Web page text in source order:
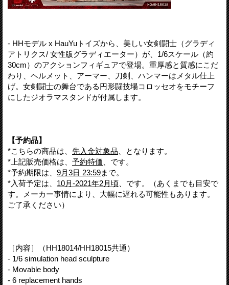
- HHモデル x HauYuトイズから、美しい女剣闘士（グラディ
アトリクス/ 女性版グラディエーター）が、1/6スケール（約
30cm）のアクションフィギュアで登場。重厚感と質感にこだ
わり、ヘルメット、アーマー、刀剣、ハンマーはメタル仕上
げ。女剣闘士の舞台である円形闘技場コロッセオをモチーフ
にしたジオラマスタンドが付属します。
【予約品】
*こちらの商品は、 先入金対象品 、となります。
*上記販売価格は、 予約特価 、です。
*予約期限は、 9月3日 23:59まで。
*入荷予定は、 10月-2021年2月頃 、です。（あくまでも目安で
す。メーカー事情により、大幅に遅れる可能性もあります。
ご了承ください）
［内容］（HH18014/HH18015共通）
- 1/6 simulation head sculpture
- Movable body
- 6 replacement hands